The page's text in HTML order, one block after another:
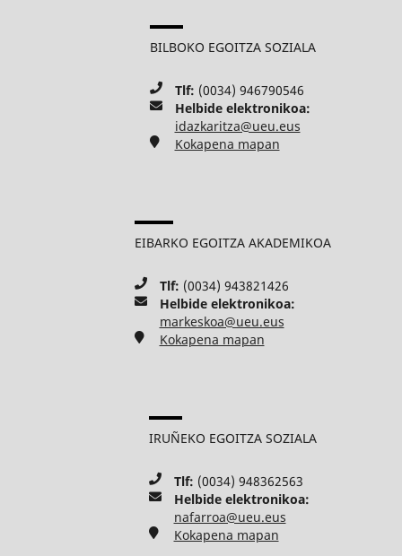
BILBOKO EGOITZA SOZIALA
Tlf: (0034) 946790546
Helbide elektronikoa:
idazkaritza@ueu.eus
Kokapena mapan
EIBARKO EGOITZA AKADEMIKOA
Tlf: (0034) 943821426
Helbide elektronikoa:
markeskoa@ueu.eus
Kokapena mapan
IRUÑEKO EGOITZA SOZIALA
Tlf: (0034) 948362563
Helbide elektronikoa:
nafarroa@ueu.eus
Kokapena mapan